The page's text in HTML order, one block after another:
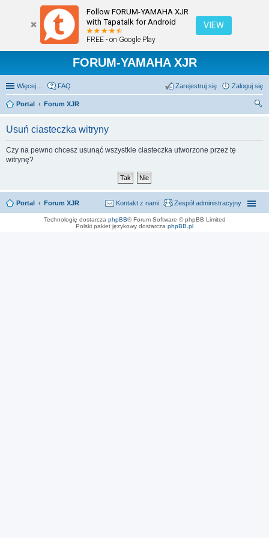
Follow FORUM-YAMAHA XJR
with Tapatalk for Android
FREE - on Google Play
VIEW
FORUM-YAMAHA XJR
Więcej… FAQ Zaloguj się
Zarejestruj się
Portal
Forum XJR
Usuń ciasteczka witryny
Czy na pewno chcesz usunąć wszystkie ciasteczka utworzone przez tę
witrynę?
Portal Forum XJR Zespół administracyjny
Kontakt z nami
Technologię dostarcza phpBB® Forum Software © phpBB Limited
Polski pakiet językowy dostarcza phpBB.pl